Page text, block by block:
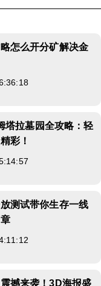
怎么开分矿解决金
塔拉墓园全攻略：轻
彩！
测试带你生存一线
撼来袭！3D海报盛